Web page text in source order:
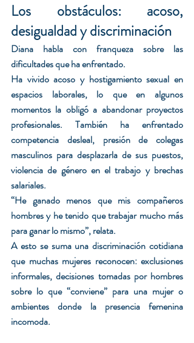
Los obstáculos: acoso,
desigualdad y discriminación
Diana habla con franqueza sobre las
dificultades que ha enfrentado.
Ha vivido acoso y hostigamiento sexual en
espacios laborales, lo que en algunos
momentos la obligó a abandonar proyectos
profesionales. También ha enfrentado
competencia desleal, presión de colegas
masculinos para desplazarla de sus puestos,
violencia de género en el trabajo y brechas
salariales.
“He ganado menos que mis compañeros
hombres y he tenido que trabajar mucho más
para ganar lo mismo”, relata.
A esto se suma una discriminación cotidiana
que muchas mujeres reconocen: exclusiones
informales, decisiones tomadas por hombres
sobre lo que “conviene” para una mujer o
ambientes donde la presencia femenina
incomoda.